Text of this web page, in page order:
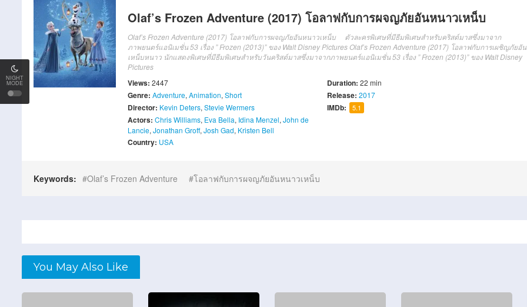
NIGHT
MODE
Olaf’s Frozen Adventure (2017) โอลาฟกับการผจญภัยอันหนาวเหน็บ
Olaf’s Frozen Adventure (2017) โอลาฟกับการผจญภัยอันหนาวเหน็บ ตัวละครพิเศษที่มีธีมพิเศษสำหรับคริสต์มาสซึ่งมาจาก
ภาพยนตร์แอนิเมชั่น 53 เรื่อง ” Frozen (2013)” ของ Walt Disney Pictures Olaf’s Frozen Adventure (2017) โอลาฟกับการเผชิญภัยอัน
เหน็บหนาว นักแสดงพิเศษที่มีธีมพิเศษสำหรับวันคริสต์มาสซึ่งมาจากภาพยนตร์แอนิเมชั่น 53 เรื่อง ” Frozen (2013)” ของ Walt Disney
Pictures
Views: 2447
Genre: Adventure, Animation, Short
Director: Kevin Deters, Stevie Wermers
Actors: Chris Williams, Eva Bella, Idina Menzel, John de
Lancie, Jonathan Groff, Josh Gad, Kristen Bell
Country: USA
Duration: 22 min
Release:2017
IMDb: 5.1
Keywords: Olaf’s Frozen Adventure โอลาฟกับการผจญภัยอันหนาวเหน็บ
You May Also Like